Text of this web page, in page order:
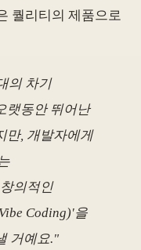
퀄리티의 제품으로
의 차기
랫동안 뛰어난
만, 개발자에게
의적인
Coding)'을
거예요."